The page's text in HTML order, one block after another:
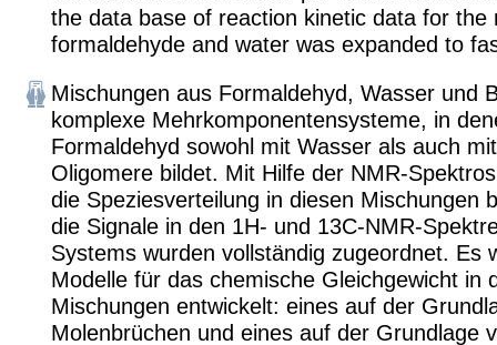
the data base of reaction kinetic data for the
formaldehyde and water was expanded to
Mischungen aus Formaldehyd, Wasser und
komplexe Mehrkomponentensysteme, in
Formaldehyd sowohl mit Wasser als auch
Oligomere bildet. Mit Hilfe der NMR-
die Speziesverteilung in diesen Mischungen
die Signale in den 1H- und 13C-NMR-
Systems wurden vollständig zugeordnet. Es
Modelle für das chemische Gleichgewicht in
Mischungen entwickelt: eines auf der
Molenbrüchen und eines auf der Grundlage